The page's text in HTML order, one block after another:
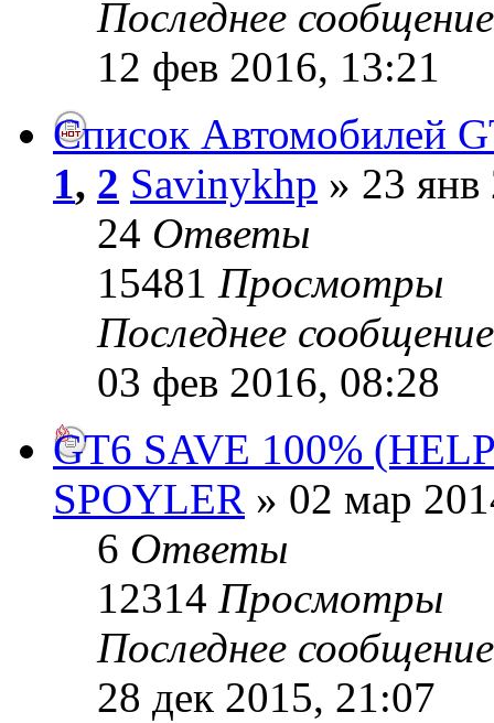
Последнее
12 фев 2016, 13:21
Список Автомобилей
1, 2 Savinykhp » 23
24 Ответы
15481 Просмотры
Последнее
03 фев 2016, 08:28
GT6 SAVE 100%
SPOYLER » 02 мар
6 Ответы
12314 Просмотры
Последнее
28 дек 2015, 21:07